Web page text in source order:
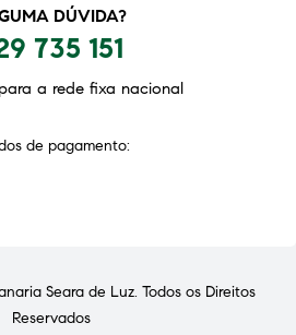
DÚVIDA?
735 151
a rede fixa nacional
de pagamento:
Seara de Luz. Todos os Direitos
Reservados